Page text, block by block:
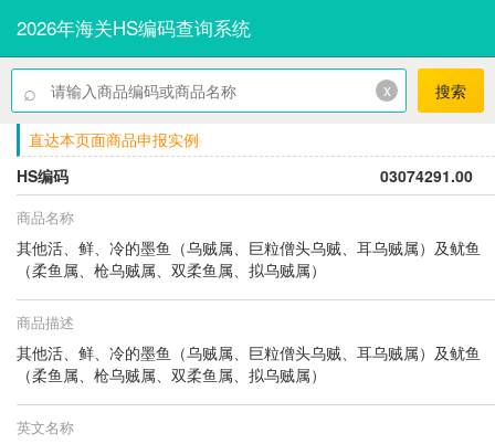
2026年海关HS编码查询系统
⌕ x 搜索
直达本页面商品申报实例
HS编码
03074291.00
商品名称
其他活、鲜、冷的墨鱼（乌贼属、巨粒僧头乌贼、耳乌贼属）及鱿鱼
（柔鱼属、枪乌贼属、双柔鱼属、拟乌贼属）
商品描述
其他活、鲜、冷的墨鱼（乌贼属、巨粒僧头乌贼、耳乌贼属）及鱿鱼
（柔鱼属、枪乌贼属、双柔鱼属、拟乌贼属）
英文名称